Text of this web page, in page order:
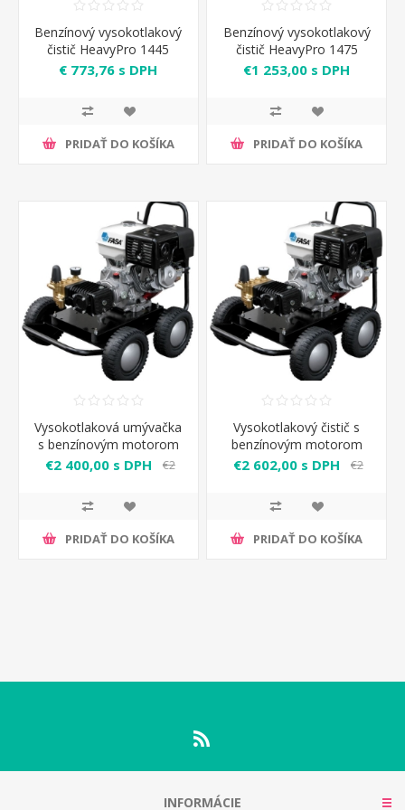
Benzínový vysokotlakový
čistič HeavyPro 1445
Annovi Reverberi
€ 773,76 s DPH
PRIDAŤ DO KOŠÍKA
Benzínový vysokotlakový
čistič HeavyPro 1475
Annovi Reverberi
€1 253,00 s DPH
PRIDAŤ DO KOŠÍKA
Vysokotlaková umývačka
s benzínovým motorom
Clark 11H Fasa
€2 400,00 s DPH
€2
PRIDAŤ DO KOŠÍKA
Vysokotlakový čistič s
benzínovým motorom
Clark 13H Fasa
€2 602,00 s DPH
€2
PRIDAŤ DO KOŠÍKA
INFORMÁCIE